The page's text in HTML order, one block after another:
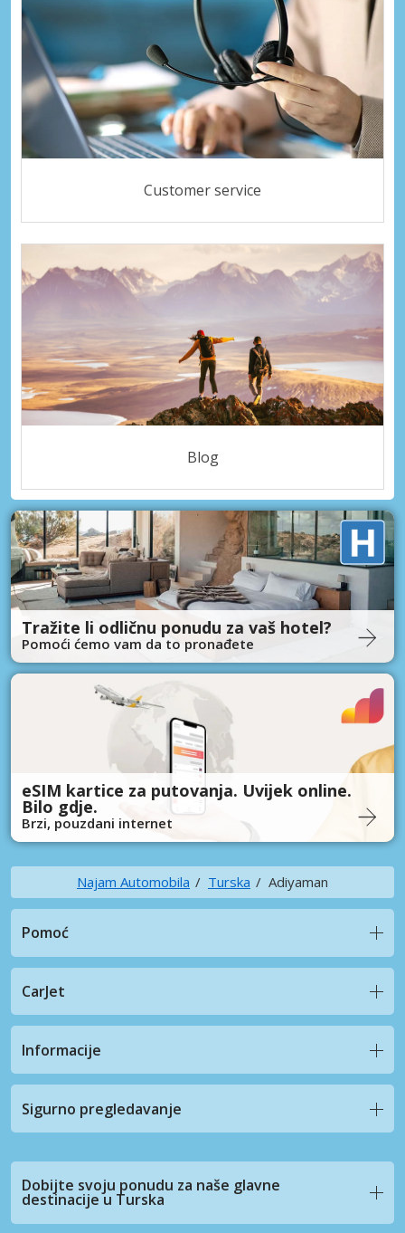
Customer service
Blog
Tražite li odličnu ponudu za vaš hotel?
Pomoći ćemo vam da to pronađete
eSIM kartice za putovanja. Uvijek online.
Bilo gdje.
Brzi, pouzdani internet
Najam Automobila Turska Adiyaman
Pomoć
CarJet
Informacije
Sigurno pregledavanje
Dobijte svoju ponudu za naše glavne
destinacije u Turska